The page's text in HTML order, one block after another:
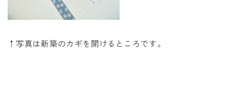
↑写真は新築のカギを開けるところです。